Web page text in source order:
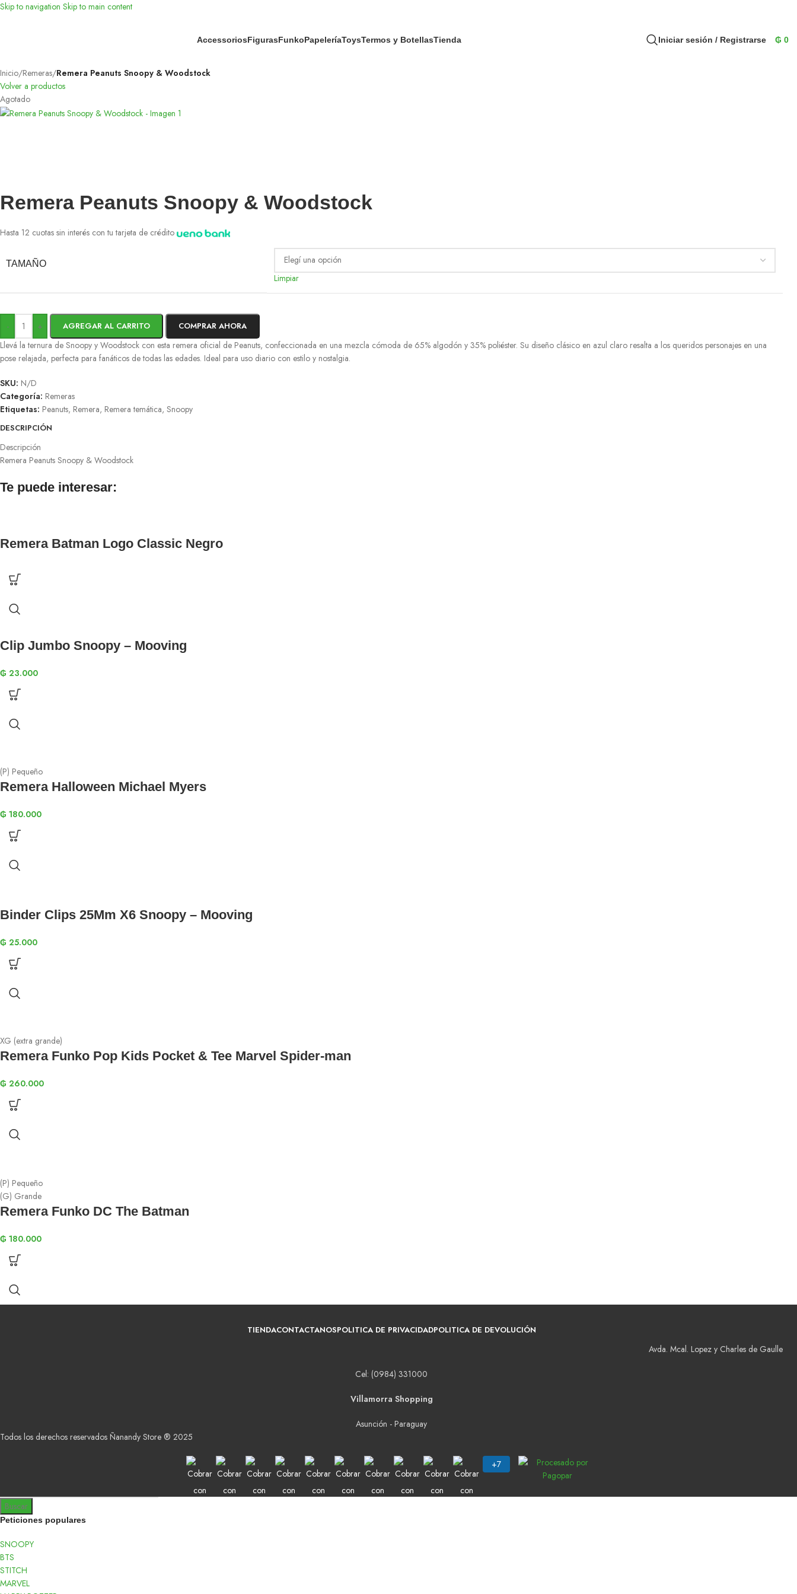
Skip to navigation Skip to main content
AccessoriosFigurasFunkoPapeleríaToysTermos y BotellasTienda Iniciar sesión / Registrarse ₲ 0
Inicio/Remeras/Remera Peanuts Snoopy & Woodstock
Volver a productos
Agotado
Remera Peanuts Snoopy & Woodstock
Hasta 12 cuotas sin interés con tu tarjeta de crédito
TAMAÑO
Limpiar
- + AGREGAR AL CARRITO COMPRAR AHORA
Llevá la ternura de Snoopy y Woodstock con esta remera oficial de Peanuts, confeccionada en una mezcla cómoda de 65% algodón y 35% poliéster. Su diseño clásico en azul claro resalta a los queridos personajes en una
pose relajada, perfecta para fanáticos de todas las edades. Ideal para uso diario con estilo y nostalgia.
SKU: N/D
Categoría: Remeras
Etiquetas: Peanuts, Remera, Remera temática, Snoopy
DESCRIPCIÓN
Descripción
Remera Peanuts Snoopy & Woodstock
Te puede interesar:
Remera Batman Logo Classic Negro
Clip Jumbo Snoopy – Mooving
₲ 23.000
(P) Pequeño
Remera Halloween Michael Myers
₲ 180.000
Binder Clips 25Mm X6 Snoopy – Mooving
₲ 25.000
XG (extra grande)
Remera Funko Pop Kids Pocket & Tee Marvel Spider-man
₲ 260.000
(P) Pequeño
(G) Grande
Remera Funko DC The Batman
₲ 180.000
TIENDACONTACTANOSPOLITICA DE PRIVACIDADPOLITICA DE DEVOLUCIÓN
Avda. Mcal. Lopez y Charles de Gaulle
Cel: (0984) 331000
Villamorra Shopping
Asunción - Paraguay
Todos los derechos reservados Ñanandy Store ® 2025
Buscar
Peticiones populares
SNOOPY
BTS
STITCH
MARVEL